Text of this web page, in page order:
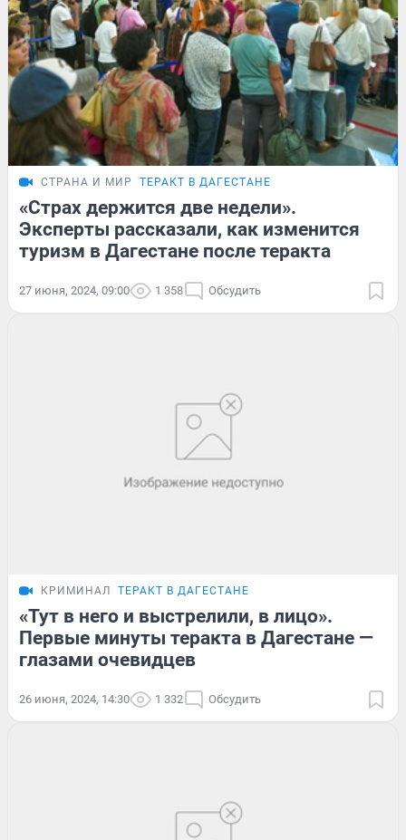
СТРАНА И МИР ТЕРАКТ В ДАГЕСТАНЕ
«Страх держится две недели».
Эксперты рассказали, как изменится
туризм в Дагестане после теракта
27 июня, 2024, 09:00 1 358 Обсудить
КРИМИНАЛ ТЕРАКТ В ДАГЕСТАНЕ
«Тут в него и выстрелили, в лицо».
Первые минуты теракта в Дагестане —
глазами очевидцев
26 июня, 2024, 14:30 1 332 Обсудить